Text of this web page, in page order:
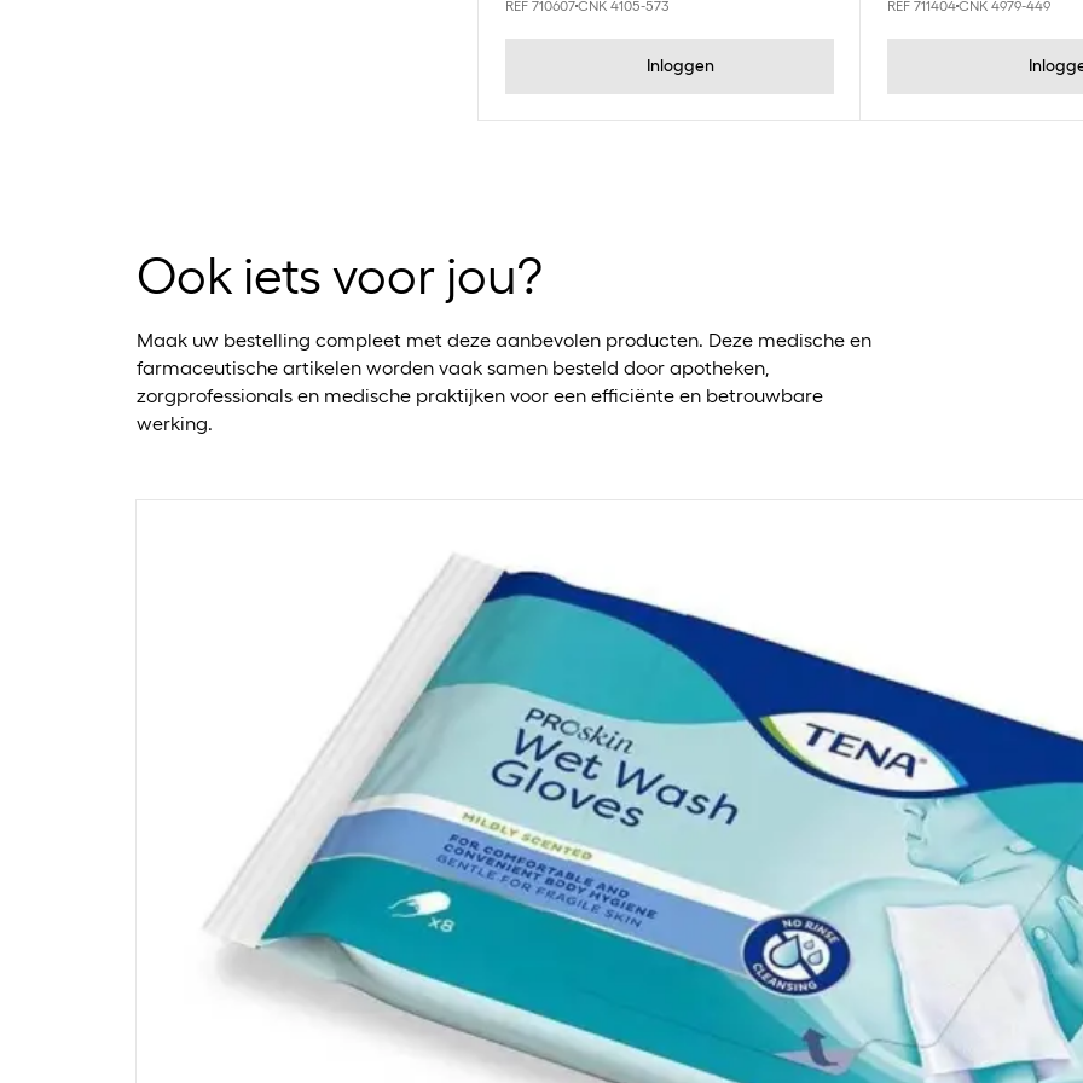
REF 710607CNK 4105-573
Inloggen
REF 711404CNK 4979-449
Ook iets voor jou?
Maak uw bestelling compleet met deze aanbevolen producten. Deze medische en
farmaceutische artikelen worden vaak samen besteld door apotheken,
zorgprofessionals en medische praktijken voor een efficiënte en betrouwbare
werking.